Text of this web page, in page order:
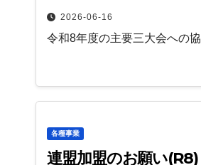
2026-06-16
令和8年度の主要三大会への
各種事業
連盟加盟のお願い(R8)